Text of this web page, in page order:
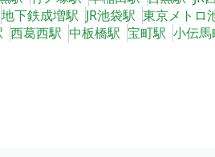
地下鉄成増駅 JR池袋駅 東京メトロ
西葛西駅 中板橋駅 宝町駅 小伝馬